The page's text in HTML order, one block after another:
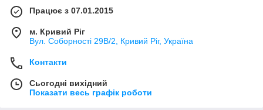
Працює з 07.01.2015
м. Кривий Ріг
Вул. Соборності 29В/2, Кривий Ріг, Україна
Контакти
Сьогодні вихідний
Показати весь графік роботи